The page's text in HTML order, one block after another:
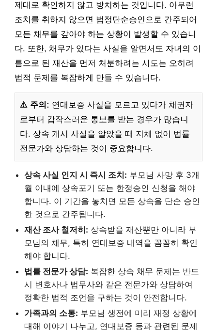
제대로 확인하지 않고 방치하는 것입니다. 아무런
조치를 취하지 않으면 법정단순승인으로 간주되어
모든 채무를 갚아야 하는 상황이 발생할 수 있습니
다. 또한, 채무가 있다는 사실을 알면서도 자녀의 이
름으로 된 재산을 먼저 처분하려는 시도는 오히려
법적 문제를 복잡하게 만들 수 있습니다.
⚠️ 주의: 연대보증 사실을 모르고 있다가 채권자
로부터 갑작스러운 통보를 받는 경우가 많습니
다. 상속 개시 사실을 알았을 때 지체 없이 법률
전문가와 상담하는 것이 중요합니다.
상속 사실 인지 시 즉시 조치: 부모님 사망 후 3개
월 이내에 상속포기 또는 한정승인 신청을 해야
합니다. 이 기간을 놓치면 모든 상속을 단순 승인
한 것으로 간주됩니다.
재산 조사 철저히: 상속받을 재산뿐만 아니라 부
모님의 채무, 특히 연대보증 내역을 꼼꼼히 확인
해야 합니다.
법률 전문가 상담: 복잡한 상속 채무 문제는 반드
시 변호사나 법무사와 같은 전문가와 상담하여
정확한 법적 조언을 구하는 것이 안전합니다.
가족과의 소통: 부모님 생전에 미리 재정 상황에
대해 이야기 나누고, 연대보증 등과 관련된 문제